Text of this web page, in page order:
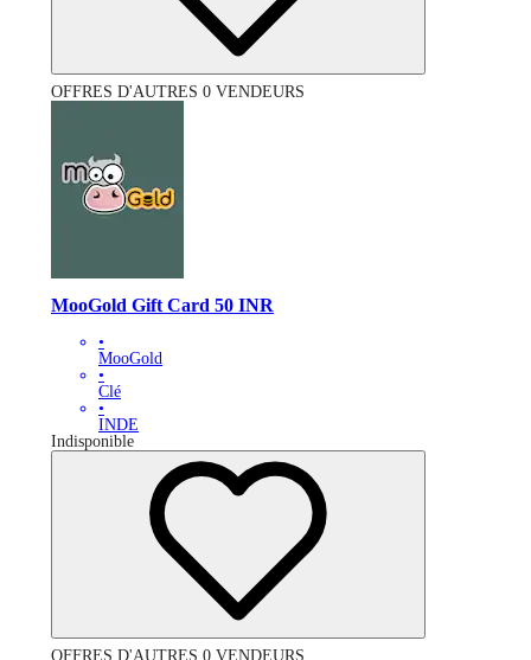
OFFRES D'AUTRES 0 VENDEURS
MooGold Gift Card 50 INR
•
MooGold
•
Clé
•
INDE
Indisponible
OFFRES D'AUTRES 0 VENDEURS